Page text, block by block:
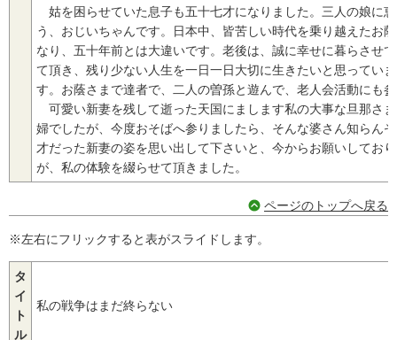
姑を困らせていた息子も五十七才になりました。三人の娘に
う、おじいちゃんです。日本中、皆苦しい時代を乗り越えたお
なり、五十年前とは大違いです。老後は、誠に幸せに暮らさせ
て頂き、残り少ない人生を一日一日大切に生きたいと思ってい
す。お蔭さまで達者で、二人の曽孫と遊んで、老人会活動にも
可愛い新妻を残して逝った天国にまします私の大事な旦那さ
婦でしたが、今度おそばへ参りましたら、そんな婆さん知らん
才だった新妻の姿を思い出して下さいと、今からお願いしてお
が、私の体験を綴らせて頂きました。
ページのトップへ戻る
※左右にフリックすると表がスライドします。
タ
イ
ト
ル
私の戦争はまだ終らない